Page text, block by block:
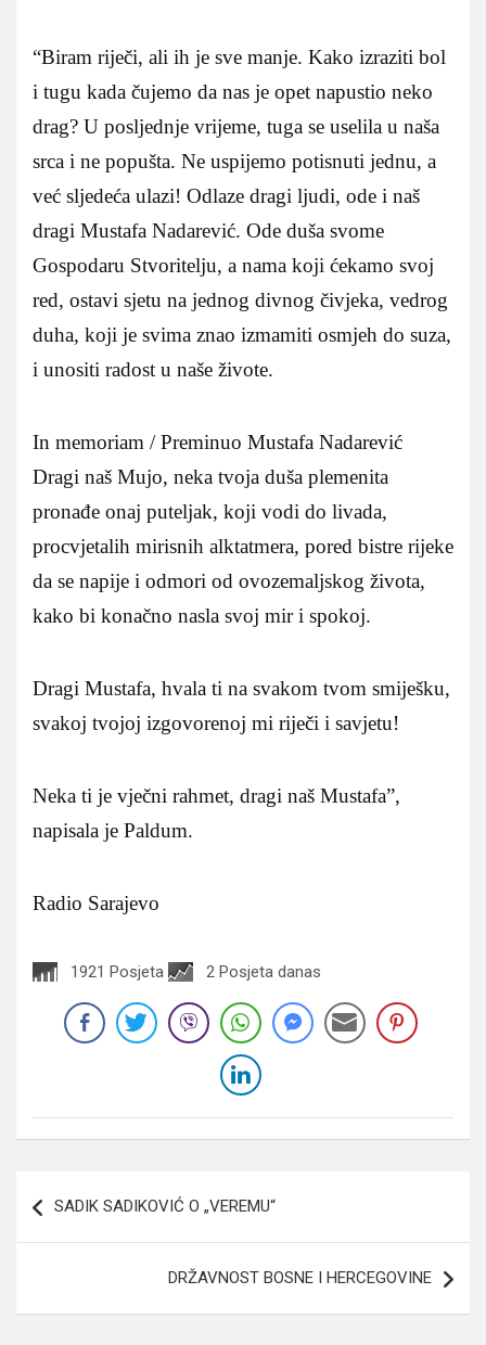
“Biram riječi, ali ih je sve manje. Kako izraziti bol
i tugu kada čujemo da nas je opet napustio neko
drag? U posljednje vrijeme, tuga se uselila u naša
srca i ne popušta. Ne uspijemo potisnuti jednu, a
već sljedeća ulazi! Odlaze dragi ljudi, ode i naš
dragi Mustafa Nadarević. Ode duša svome
Gospodaru Stvoritelju, a nama koji ćekamo svoj
red, ostavi sjetu na jednog divnog čivjeka, vedrog
duha, koji je svima znao izmamiti osmjeh do suza,
i unositi radost u naše živote.
In memoriam / Preminuo Mustafa Nadarević
Dragi naš Mujo, neka tvoja duša plemenita
pronađe onaj puteljak, koji vodi do livada,
procvjetalih mirisnih alktatmera, pored bistre rijeke
da se napije i odmori od ovozemaljskog života,
kako bi konačno nasla svoj mir i spokoj.
Dragi Mustafa, hvala ti na svakom tvom smiješku,
svakoj tvojoj izgovorenoj mi riječi i savjetu!
Neka ti je vječni rahmet, dragi naš Mustafa”,
napisala je Paldum.
Radio Sarajevo
1921 Posjeta 2 Posjeta danas
članaka
SADIK SADIKOVIĆ O „VEREMU“
DRŽAVNOST BOSNE I HERCEGOVINE